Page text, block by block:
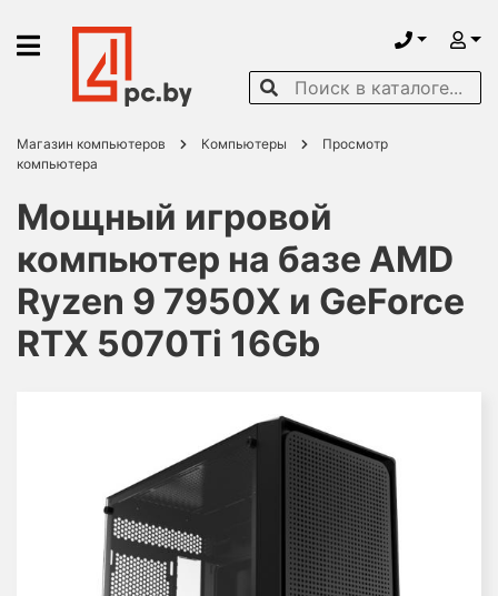
Магазин компьютеров Компьютеры
Просмотр
компьютера
Мощный игровой
компьютер на базе AMD
Ryzen 9 7950X и GeForce
RTX 5070Ti 16Gb